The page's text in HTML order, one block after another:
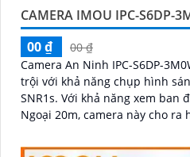
CAMERA IMOU IPC-S6DP-
00 ₫
00 ₫
Camera An Ninh IPC-S6DP-
trội với khả năng chụp hình
SNR1s. Với khả năng xem ban đêm qua công nghệ Hồng
Ngoại 20m, camera này cho ra